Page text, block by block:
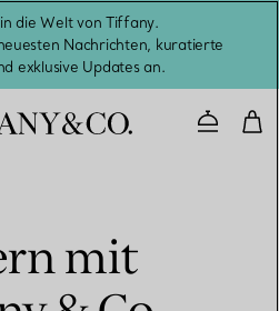
die Welt von Tiffany.
Nachrichten, kuratierte
exklusive Updates an.
mit